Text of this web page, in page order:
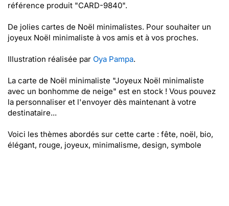
référence produit "CARD-9840".
De jolies cartes de Noël minimalistes. Pour souhaiter un
joyeux Noël minimaliste à vos amis et à vos proches.
Illustration réalisée par Oya Pampa.
La carte de Noël minimaliste "Joyeux Noël minimaliste
avec un bonhomme de neige" est en stock ! Vous pouvez
la personnaliser et l'envoyer dès maintenant à votre
destinataire...
Voici les thèmes abordés sur cette carte : fête, noël, bio,
élégant, rouge, joyeux, minimalisme, design, symbole